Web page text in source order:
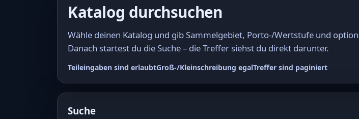
Katalog durchsuchen
Wähle deinen Katalog und gib Sammelgebiet, Porto-/Wertstufe und
Danach startest du die Suche – die Treffer siehst du direkt darunter.
Teileingaben sind erlaubtGroß-/Kleinschreibung egalTreffer sind paginiert
Suche